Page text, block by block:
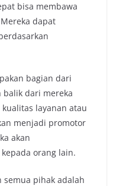
bisa membawa
dapat
bagian dari
dari mereka
layanan atau
menjadi promotor
akan
orang lain.
pihak adalah